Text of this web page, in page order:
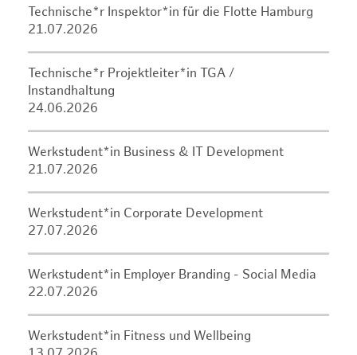
Technische*r Inspektor*in für die Flotte Hamburg
21.07.2026
Technische*r Projektleiter*in TGA /
Instandhaltung
24.06.2026
Werkstudent*in Business & IT Development
21.07.2026
Werkstudent*in Corporate Development
27.07.2026
Werkstudent*in Employer Branding - Social Media
22.07.2026
Werkstudent*in Fitness und Wellbeing